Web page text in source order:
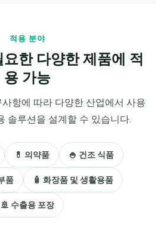
적용 분야
한 다양한 제품에 적
용 가능
항에 따라 다양한 산업에서 사용
솔루션을 설계할 수 있습니다.
💊 의약품 🍚 건조 식품
품 🧴 화장품 및 생활용품
🚢 수출용 포장